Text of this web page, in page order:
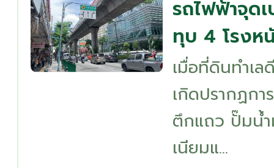
รถไฟฟ้าจุด
ทุบ 4 โรงห
เมื่อที่ดินทำเ
เกิดปรากฏก
ตึกแถว ปั๊มนํ้า
เนียมแ...